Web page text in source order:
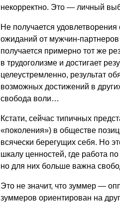
некорректно. Это — личный
Не получается
ожиданий от мужчин-
получается примерно тот же
в трудоголизме и достигает
целеустремленно, результат
возможных достижений в
свобода воли…
Кстати, сейчас типичных
«поколения») в обществе
всячески берегущих себя. Но
шкалу ценностей, где работа
но для них больше важна
Это не значит, что зуммер —
зуммеров ориентирован на